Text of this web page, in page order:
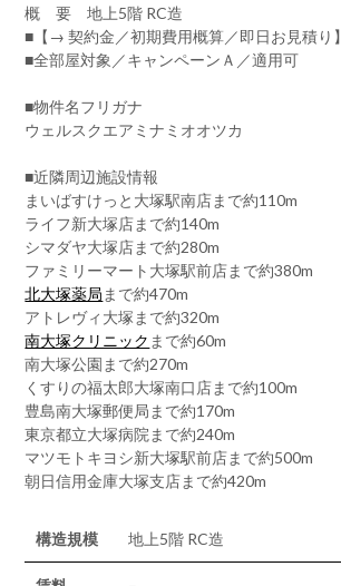
概 要 地上5階 RC造
■【→ 契約金／初期費用概算／即日お見積り】
■全部屋対象／キャンペーンＡ／適用可
■物件名フリガナ
ウェルスクエアミナミオオツカ
■近隣周辺施設情報
まいばすけっと大塚駅南店まで約110m
ライフ新大塚店まで約140m
シマダヤ大塚店まで約280m
ファミリーマート大塚駅前店まで約380m
北大塚薬局 まで約470m
アトレヴィ大塚まで約320m
南大塚クリニック まで約60m
南大塚公園まで約270m
くすりの福太郎大塚南口店まで約100m
豊島南大塚郵便局まで約170m
東京都立大塚病院まで約240m
マツモトキヨシ新大塚駅前店まで約500m
朝日信用金庫大塚支店まで約420m
構造規模 地上5階 RC造